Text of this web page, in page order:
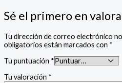
Sé el primero en
Tu dirección de correo electrónico
obligatorios están marcados con *
Tu puntuación *
Tu valoración *